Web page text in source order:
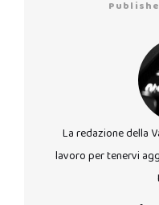
La redazione della
lavoro per tenervi